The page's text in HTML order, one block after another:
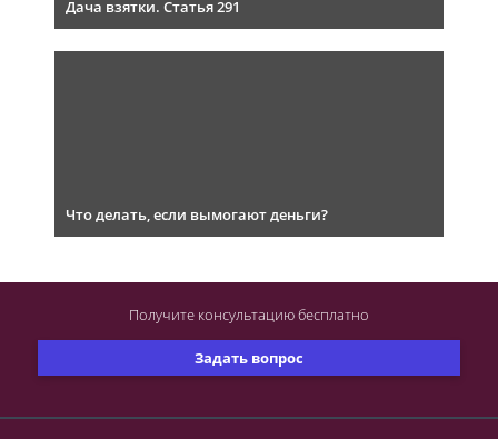
Дача взятки. Статья 291
Что делать, если вымогают деньги?
Задать вопрос
Получите консультациюбесплатно